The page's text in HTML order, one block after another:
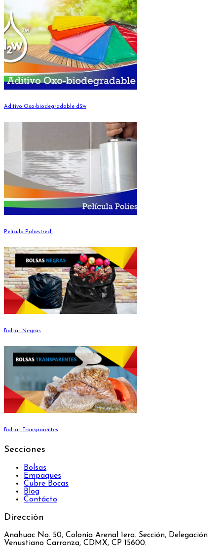
Aditivo Oxo-biodegradable d2w
Película Poliestrech
Bolsas Negras
Bolsas Transparentes
Secciones
Bolsas
Empaques
Cubre Bocas
Blog
Contácto
Dirección
Anahuac No. 50, Colonia Arenal 1era. Sección, Delegación
Venustiano Carranza, CDMX, CP 15600.